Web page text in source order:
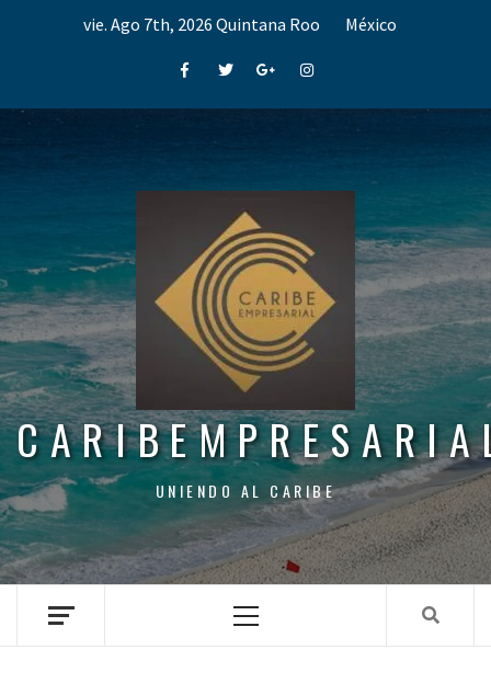
vie. Ago 7th, 2026 Quintana Roo México
FacebookTwitterGoogle+Instagram
UNIENDO AL CARIBE
Menu